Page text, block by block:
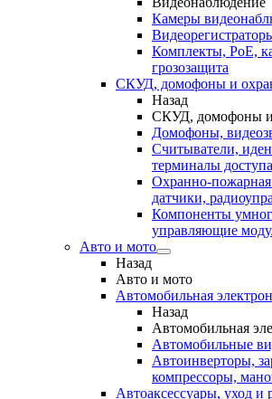
Камеры
Комплекты, PoE,
грозозащита
СКУД, домофоны и
Назад
СКУД, домофоны и
Домофоны,
Считыватели,
терминалы
Охранно-пожарная
датчики,
Компоненты
управляющие
Авто и мото
Назад
Авто и мото
Автомобильная
Назад
Автомобильная
Автомобильные
Автоинверторы,
компрессоры,
Автоаксессуары, уход и